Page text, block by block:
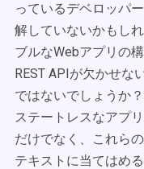
っているデベロッパ
解していないかもし
ブルなWebアプリの
REST APIが欠かせな
ではないでしょうか
ステートレスなアプ
だけでなく、これら
テキストに当てはめ